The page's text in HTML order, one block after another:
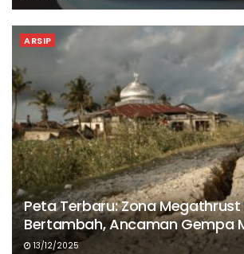
ARSIP
Peta Terbaru: Zona
Bertambah, Ancaman Gempa
13/12/2025